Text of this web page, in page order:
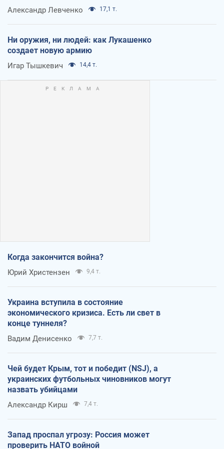
Александр Левченко 17,1 т.
Ни оружия, ни людей: как Лукашенко
создает новую армию
Игар Тышкевич 14,4 т.
Когда закончится война?
Юрий Христензен 9,4 т.
Украина вступила в состояние
экономического кризиса. Есть ли свет в
конце туннеля?
Вадим Денисенко 7,7 т.
Чей будет Крым, тот и победит (NSJ), а
украинских футбольных чиновников могут
назвать убийцами
Александр Кирш 7,4 т.
Запад проспал угрозу: Россия может
проверить НАТО войной